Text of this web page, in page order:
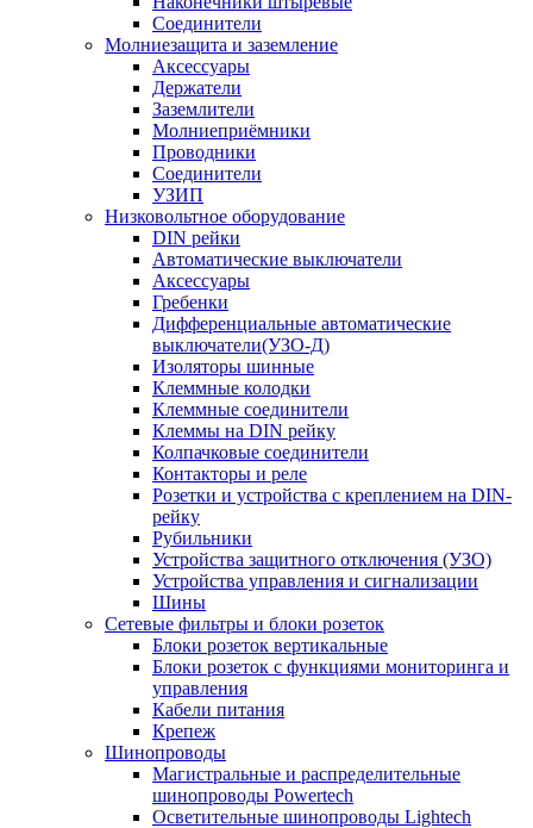
Соединители
Молниезащита и заземление
Аксессуары
Держатели
Заземлители
Молниеприёмники
Проводники
Соединители
УЗИП
Низковольтное оборудование
DIN рейки
Автоматические выключатели
Аксессуары
Гребенки
Дифференциальные автоматические
выключатели(УЗО-Д)
Изоляторы шинные
Клеммные колодки
Клеммные соединители
Клеммы на DIN рейку
Колпачковые соединители
Контакторы и реле
Розетки и устройства с креплением на DIN-
рейку
Рубильники
Устройства защитного отключения (УЗО)
Устройства управления и сигнализации
Шины
Сетевые фильтры и блоки розеток
Блоки розеток вертикальные
Блоки розеток с функциями мониторинга и
управления
Кабели питания
Крепеж
Шинопроводы
Магистральные и распределительные
шинопроводы Powertech
Осветительные шинопроводы Lightech